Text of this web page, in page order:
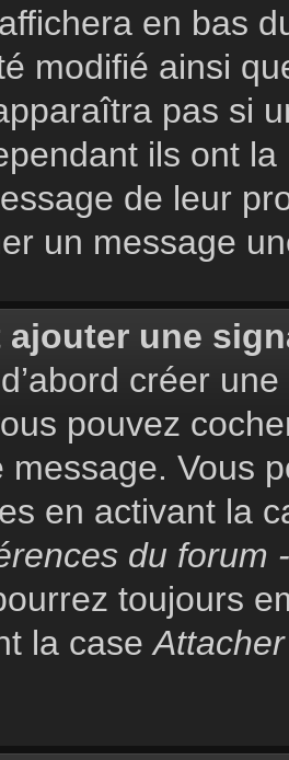
en bas
modifié ainsi
pas si
ils ont
de leur
un message
ajouter une
créer
pouvez
message. Vous
en activant la
du forum
toujours
la case